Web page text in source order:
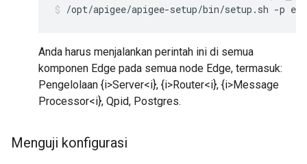
/opt/apigee/apigee-setup/bin/setup.sh -p
Anda harus menjalankan perintah ini di semua
komponen Edge pada semua node Edge, termasuk:
Pengelolaan {i>Server<i}, {i>Router<i}, {i>Message
Processor<i}, Qpid, Postgres.
Menguji konfigurasi